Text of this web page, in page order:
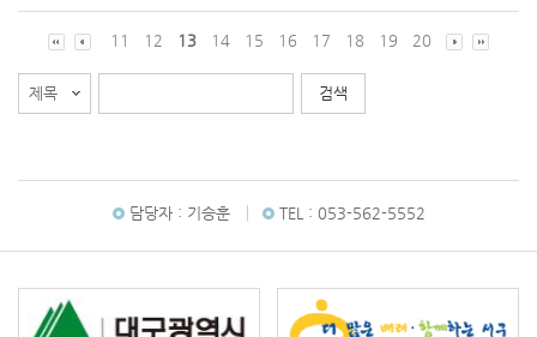
11 12 13 14 15 16 17 18 19 20
담당자 : 기승훈 TEL : 053-562-5552